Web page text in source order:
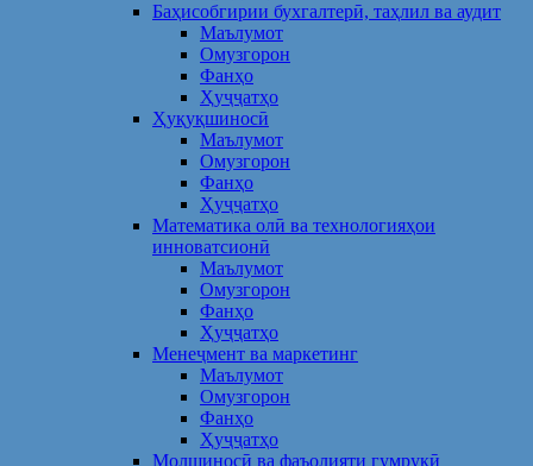
Баҳисобгирии бухгалтерӣ, таҳлил ва аудит
Маълумот
Омузгорон
Фанҳо
Ҳуҷҷатҳо
Ҳуқуқшиносӣ
Маълумот
Омузгорон
Фанҳо
Ҳуҷҷатҳо
Математика олӣ ва технологияҳои
инноватсионӣ
Маълумот
Омузгорон
Фанҳо
Ҳуҷҷатҳо
Менеҷмент ва маркетинг
Маълумот
Омузгорон
Фанҳо
Ҳуҷҷатҳо
Молшиносӣ ва фаъолияти гумрукӣ